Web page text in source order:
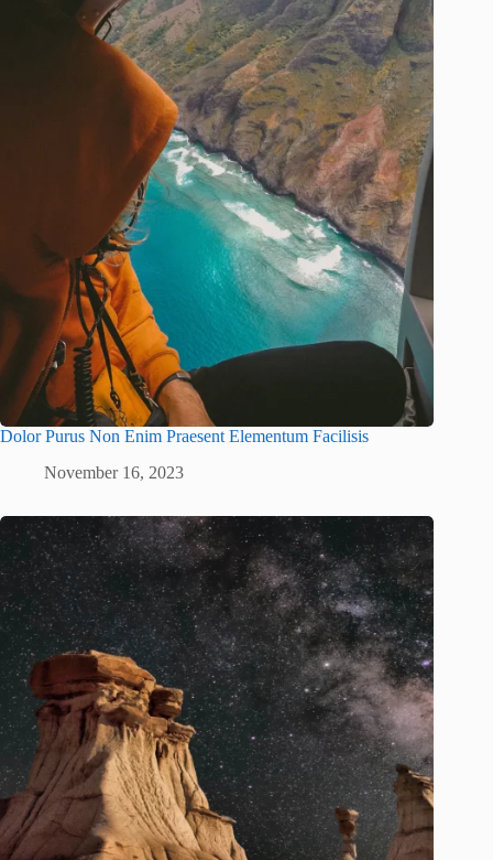
Dolor Purus Non Enim Praesent Elementum Facilisis
November 16, 2023